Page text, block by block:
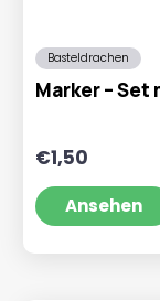
Basteldrachen
Marker – Set
€1,50
Ansehen